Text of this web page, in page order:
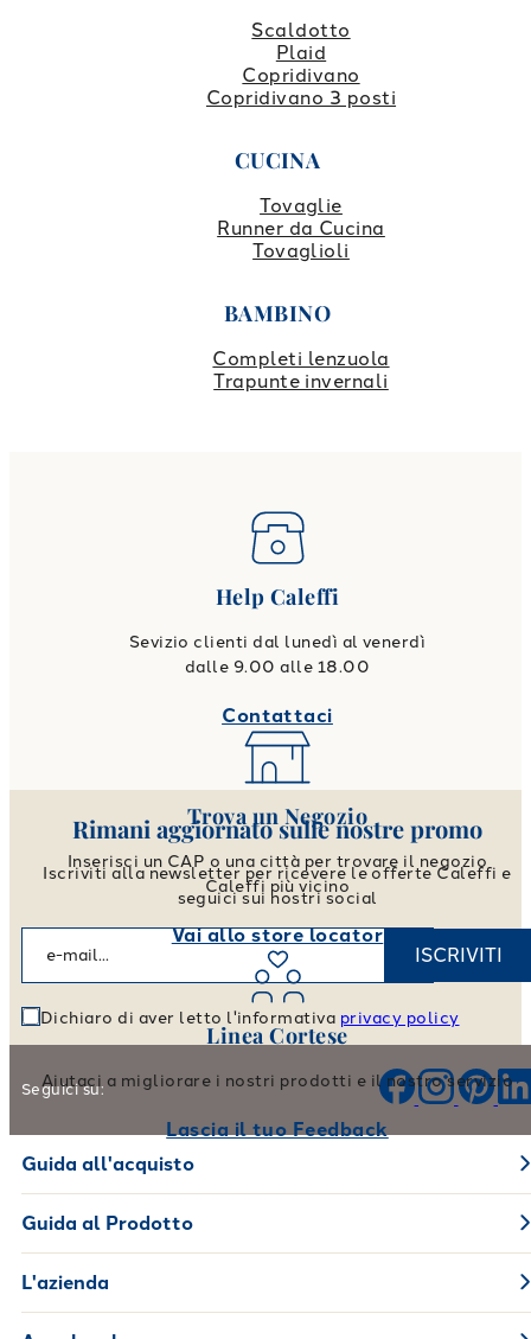
Scaldotto
Plaid
Copridivano
Copridivano 3 posti
CUCINA
Tovaglie
Runner da Cucina
Tovaglioli
BAMBINO
Completi lenzuola
Trapunte invernali
Help Caleffi
Sevizio clienti dal lunedì al venerdì
dalle 9.00 alle 18.00
Contattaci
Trova un Negozio
Inserisci un CAP o una città per trovare il negozio
Caleffi più vicino
Vai allo store locator
Linea Cortese
Aiutaci a migliorare i nostri prodotti e il nostro servizio
Lascia il tuo Feedback
Rimani aggiornato sulle nostre promo
Iscriviti alla newsletter per ricevere le offerte Caleffi e
seguici sui nostri social
ISCRIVITI
Dichiaro di aver letto l'informativa privacy policy
Seguici su:
Guida all'acquisto
Guida al Prodotto
L'azienda